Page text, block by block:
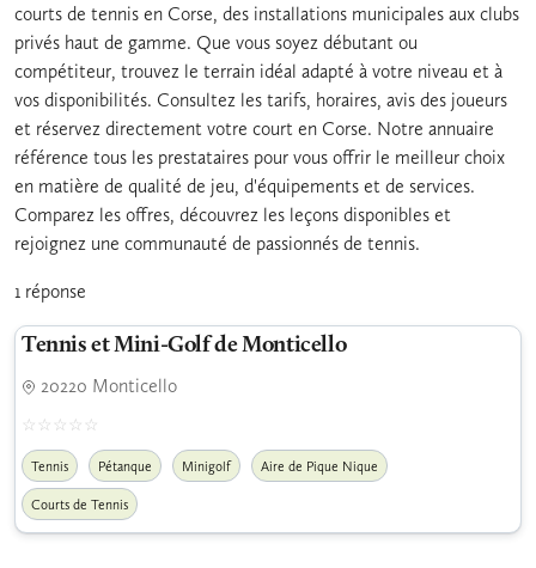
courts de tennis en Corse, des installations municipales aux clubs
privés haut de gamme. Que vous soyez débutant ou
compétiteur, trouvez le terrain idéal adapté à votre niveau et à
vos disponibilités. Consultez les tarifs, horaires, avis des joueurs
et réservez directement votre court en Corse. Notre annuaire
référence tous les prestataires pour vous offrir le meilleur choix
en matière de qualité de jeu, d'équipements et de services.
Comparez les offres, découvrez les leçons disponibles et
rejoignez une communauté de passionnés de tennis.
1 réponse
Tennis et Mini-Golf de Monticello
20220 Monticello
Tennis Pétanque Minigolf Aire de Pique Nique
Courts de Tennis